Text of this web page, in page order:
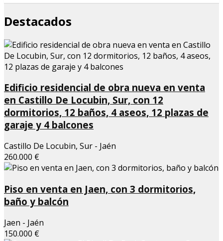
Destacados
Edificio residencial de obra nueva en venta
en Castillo De Locubin, Sur, con 12
dormitorios, 12 baños, 4 aseos, 12 plazas de
garaje y 4 balcones
Castillo De Locubin, Sur - Jaén
260.000 €
Piso en venta en Jaen, con 3 dormitorios,
baño y balcón
Jaen - Jaén
150.000 €